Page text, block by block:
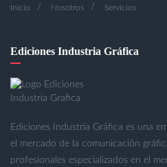
Inicio Nosotros Servicios
Ediciones Industria Gráfica
Ediciones Industria Gráfica es una
el mercado de la comunicación
profesionales especializados en el